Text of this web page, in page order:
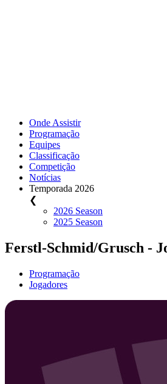
Onde Assistir
Programação
Equipes
Classificação
Competição
Notícias
Temporada 2026
❮
2026 Season
2025 Season
Ferstl-Schmid/Grusch -
Programação
Jogadores